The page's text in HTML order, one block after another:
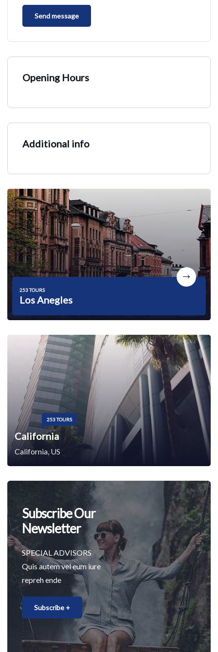
Opening Hours
Additional info
253 TOURS
Los Anegles
253 TOURS
California
California, US
Subscribe Our
Newsletter
SPECIAL ADVISORS
Quis autem vel eum iure
repreh ende
Subscribe +